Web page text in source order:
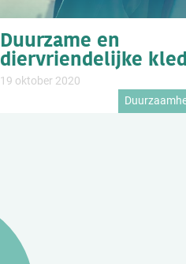
Duurzame en
diervriendelijke
19 oktober 2020